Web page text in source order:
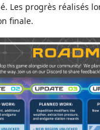
Les progrès réalisés
finale.